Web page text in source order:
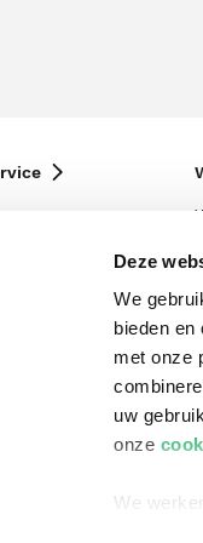
Deze
We
bieden
met onze
uw
onze
We
bestellen